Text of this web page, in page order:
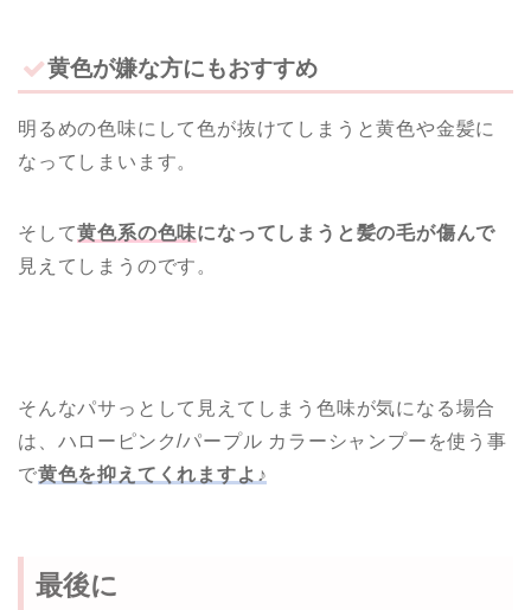
黄色が嫌な方にもおすすめ
明るめの色味にして色が抜けてしまうと黄色や金髪に
なってしまいます。
そして黄色系の色味になってしまうと髪の毛が傷んで
見えてしまうのです。
そんなパサっとして見えてしまう色味が気になる場合
は、ハローピンク/パープル カラーシャンプーを使う事
で黄色を抑えてくれますよ♪
最後に